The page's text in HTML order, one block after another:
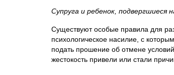
Супруга и ребенок, подвергшиеся
Существуют особые правила для
психологическое насилие, с
подать прошение об отмене
жестокость привели или стали